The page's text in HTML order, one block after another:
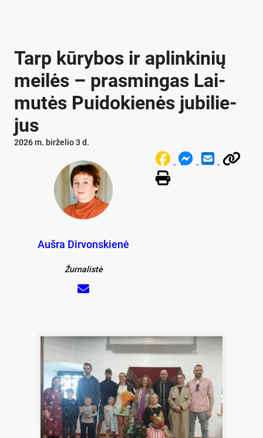
Tarp kū­ry­bos ir ap­lin­ki­nių
mei­lės – pra­smin­gas Lai­
mu­tės Pui­do­kie­nės ju­bi­lie­
jus
2026 m. birželio 3 d.
Aušra Dirvonskienė
Žurnalistė